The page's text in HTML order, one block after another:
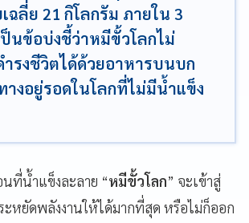
ฉลี่ย 21 กิโลกรัม ภายใน 3
นข้อบ่งชี้ว่าหมีขั้วโลกไม่
ำรงชีวิตได้ด้วยอาหารบนบก
างอยู่รอดในโลกที่ไม่มีน้ำแข็ง
นที่น้ำแข็งละลาย “หมีขั้วโลก” จะเข้าสู่
หยัดพลังงานให้ได้มากที่สุด หรือไม่ก็ออก